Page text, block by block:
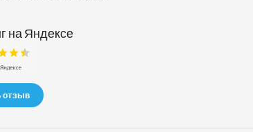
на Яндексе
отзыв